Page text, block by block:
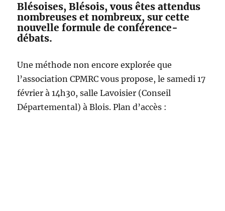
Blésoises, Blésois, vous êtes attendus
nombreuses et nombreux, sur cette
nouvelle formule de conférence-
débats.
Une méthode non encore explorée que
l’association CPMRC vous propose, le samedi 17
février à 14h30, salle Lavoisier (Conseil
Départemental) à Blois. Plan d’accès :